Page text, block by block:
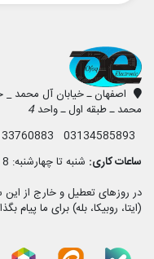
محمد ـ طبقه اول ـ واحد4
ساعات کاری: شنبه تا چهارشنبه: 8 الی 16 و پنج شنبه ها: 8 الی 12
در روزهای تعطیل و خارج از این
(ایتا، روبیکا، بله) برای ما پیام